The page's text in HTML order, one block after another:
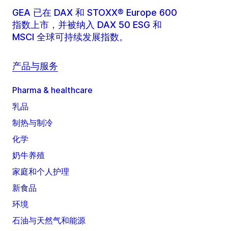
GEA 已在 DAX 和 STOXX® Europe 600
指数上市，并被纳入 DAX 50 ESG 和
MSCI 全球可持续发展指数。
产品与服务
Pharma & healthcare
乳品
制热与制冷
化学
奶牛养殖
家庭和个人护理
新食品
环境
石油与天然气和能源